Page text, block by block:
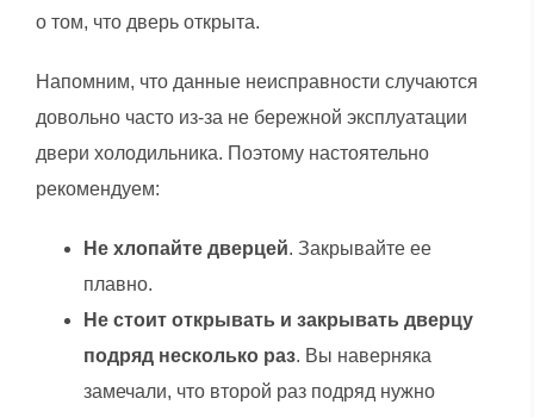
о том, что дверь открыта.
Напомним, что данные неисправности случаются
довольно часто из-за не бережной эксплуатации
двери холодильника. Поэтому настоятельно
рекомендуем:
Не хлопайте дверцей. Закрывайте ее
плавно.
Не стоит открывать и закрывать дверцу
подряд несколько раз. Вы наверняка
замечали, что второй раз подряд нужно